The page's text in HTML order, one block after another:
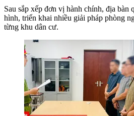
Sau sắp xếp đơn vị hành chính, địa
hình, triển khai nhiều giải pháp phòng
từng khu dân cư.